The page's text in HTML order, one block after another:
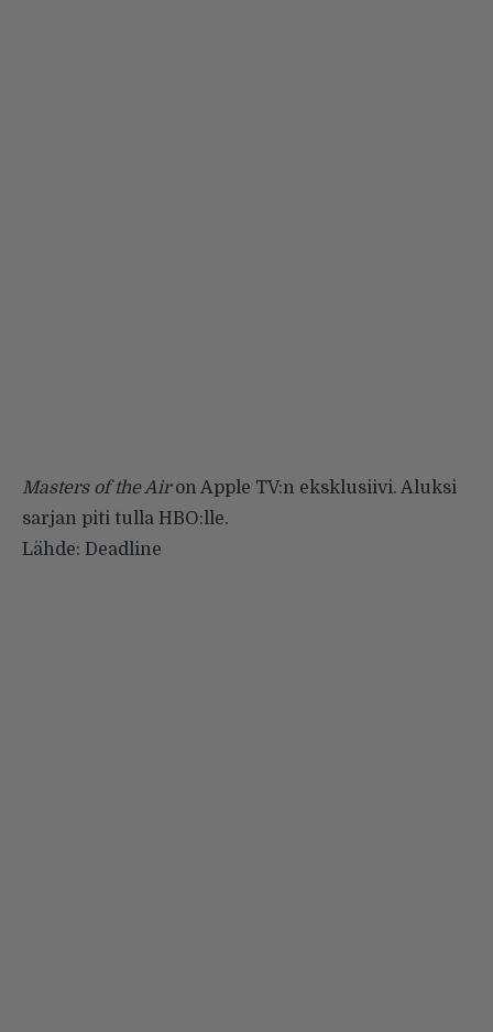
Masters of the Airon Apple TV:n eksklusiivi. Aluksi
sarjan piti tulla HBO:lle.
Lähde: Deadline